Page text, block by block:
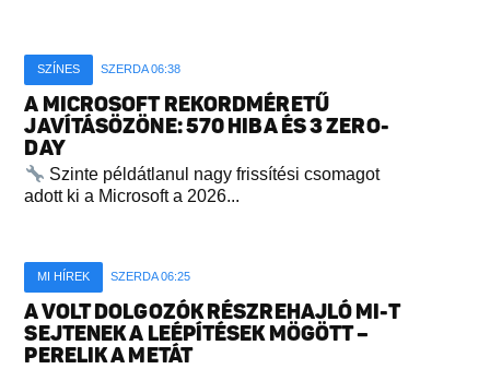
SZÍNES SZERDA 06:38
A MICROSOFT REKORDMÉRETŰ
JAVÍTÁSÖZÖNE: 570 HIBA ÉS 3 ZERO-
DAY
Szinte példátlanul nagy frissítési csomagot
adott ki a Microsoft a 2026...
MI HÍREK SZERDA 06:25
A VOLT DOLGOZÓK RÉSZREHAJLÓ MI-T
SEJTENEK A LEÉPÍTÉSEK MÖGÖTT –
PERELIK A METÁT